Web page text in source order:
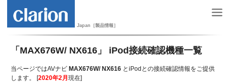
Japan［製品情報］
「MAX676W/ NX616」 iPod接続確認機種一覧
当ページではAVナビ MAX676W/ NX616 とiPodとの接続確認情報をご提供
します。 [2020年2月現在]